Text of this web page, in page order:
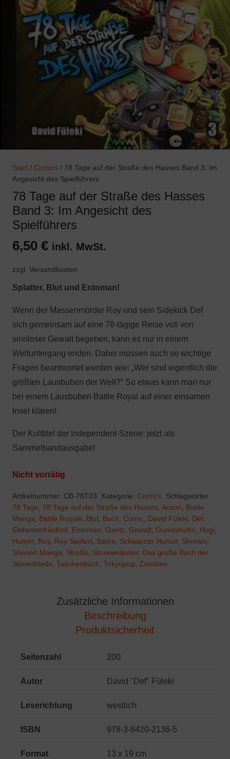
Start / Comics / 78 Tage auf der Straße des Hasses Band 3: Im
Angesicht des Spielführers
78 Tage auf der Straße des Hasses
Band 3: Im Angesicht des
Spielführers
6,50 € inkl. MwSt.
zzgl. Versandkosten
Splatter, Blut und Entoman!
Wenn der Massenmörder Roy und sein Sidekick Def
sich gemeinsam auf eine 78-tägige Reise voll von
sinnloser Gewalt begeben, kann es nur in einem
Weltuntergang enden. Dabei müssen auch so wichtige
Fragen beantwortet werden wie: „Wer sind eigentlich die
größten Lausbuben der Welt?“ So etwas kann man nur
bei einem Lausbuben Battle Royal auf einer einsamen
Insel klären!
Der Kulttitel der Independent-Szene: jetzt als
Sammelbandausgabe!
Nicht vorrätig
Artikelnummer: CB-78T03 Kategorie: Comics
Schlagwörter:
78 Tage, 78 Tage auf der Straße des Hasses, Action, Battle
Manga, Battle Royale, Blut, Buch, Comic, David Füleki, Def,
Elefantenfriedhof, Entoman, Gantz, Gewalt, Gummihuhn, Hugi,
Humor, Roy, Roy Seyfert, Satire, Schwarzer Humor, Shonen,
Shonen Manga, Straße, Struwwelpeter: Das große Buch der
Störenfriede, Taschenbuch, Tokyopop, Zombies
Zusätzliche Informationen
Beschreibung
Produktsicherheit
Seitenzahl 200
Autor David "Def" Füleki
Leserichtung westlich
ISBN 978-3-8420-2136-5
Format 13 x 19 cm